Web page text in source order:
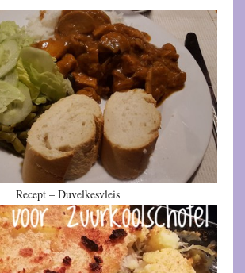
Recept – Duvelkesvleis